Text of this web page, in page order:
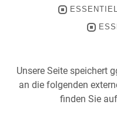
Unsere Seite speichert
an die folgenden
finden Sie